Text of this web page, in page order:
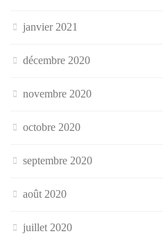
janvier 2021
décembre 2020
novembre 2020
octobre 2020
septembre 2020
août 2020
juillet 2020